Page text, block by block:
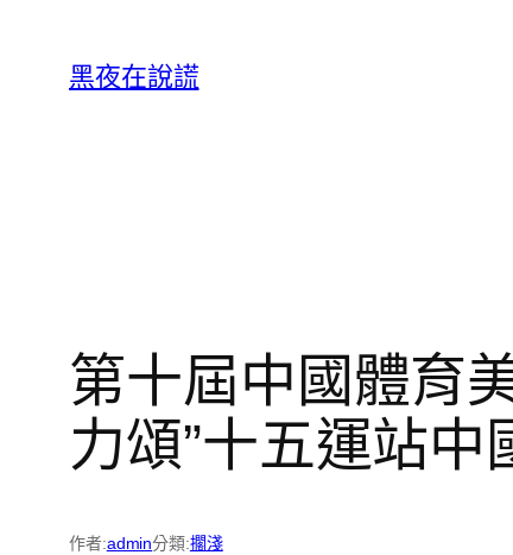
黑夜在說謊
第十屆中國體育
力頌”十五運站
作者:admin分類:擱淺